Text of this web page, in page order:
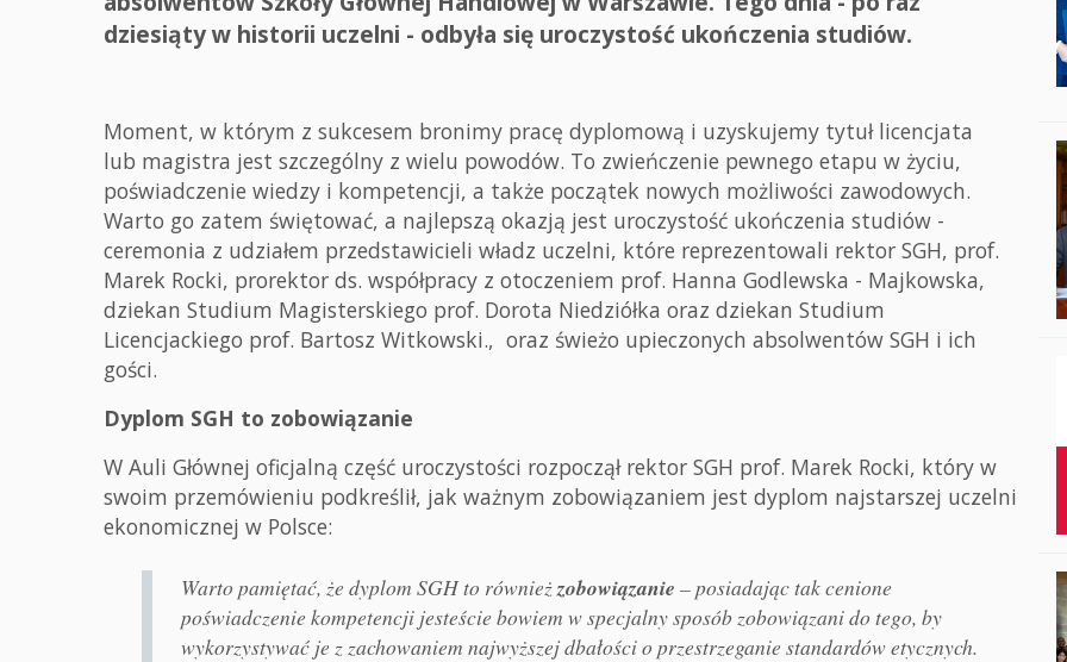
dziesiąty w historii uczelni - odbyła się uroczystość ukończenia studiów.
Moment, w którym z sukcesem bronimy pracę dyplomową i uzyskujemy tytuł licencjata
lub magistra jest szczególny z wielu powodów. To zwieńczenie pewnego etapu w życiu,
poświadczenie wiedzy i kompetencji, a także początek nowych możliwości zawodowych.
Warto go zatem świętować, a najlepszą okazją jest uroczystość ukończenia studiów -
ceremonia z udziałem przedstawicieli władz uczelni, które reprezentowali rektor SGH, prof.
Marek Rocki, prorektor ds. współpracy z otoczeniem prof. Hanna Godlewska - Majkowska,
dziekan Studium Magisterskiego prof. Dorota Niedziółka oraz dziekan Studium
Licencjackiego prof. Bartosz Witkowski., oraz świeżo upieczonych absolwentów SGH i ich
gości.
Dyplom SGH to zobowiązanie
W Auli Głównej oficjalną część uroczystości rozpoczął rektor SGH prof. Marek Rocki, który w
swoim przemówieniu podkreślił, jak ważnym zobowiązaniem jest dyplom najstarszej uczelni
ekonomicznej w Polsce:
Warto pamiętać, że dyplom SGH to równieżzobowiązanie – posiadając tak cenione
poświadczenie kompetencji jesteście bowiem w specjalny sposób zobowiązani do tego, by
wykorzystywać je z zachowaniem najwyższej dbałości o przestrzeganie standardów etycznych.